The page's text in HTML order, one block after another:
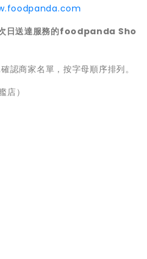
日送達服務的foodpanda Sho
認商家名單，按字母順序排列。
）